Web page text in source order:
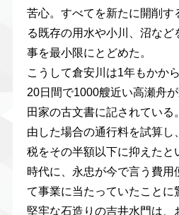
苦心。すべてを新たに開削す
る既存の用水や小川、沼など
事を最小限にとどめた。
こうして倉安川は1年もかか
20日間で1000艘近い高瀬舟
田家の古文書に記されている
由した場合の通行料を試算し
税をその半額以下に抑えたと
時代に、永忠が今で言う費用
て事業に当たっていたことに
堅牢な石造りの吉井水門は、